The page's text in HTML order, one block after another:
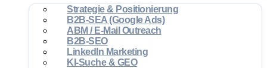
Strategie & Positionierung
B2B-SEA (Google Ads)
ABM / E-Mail Outreach
B2B-SEO
LinkedIn Marketing
KI-Suche & GEO